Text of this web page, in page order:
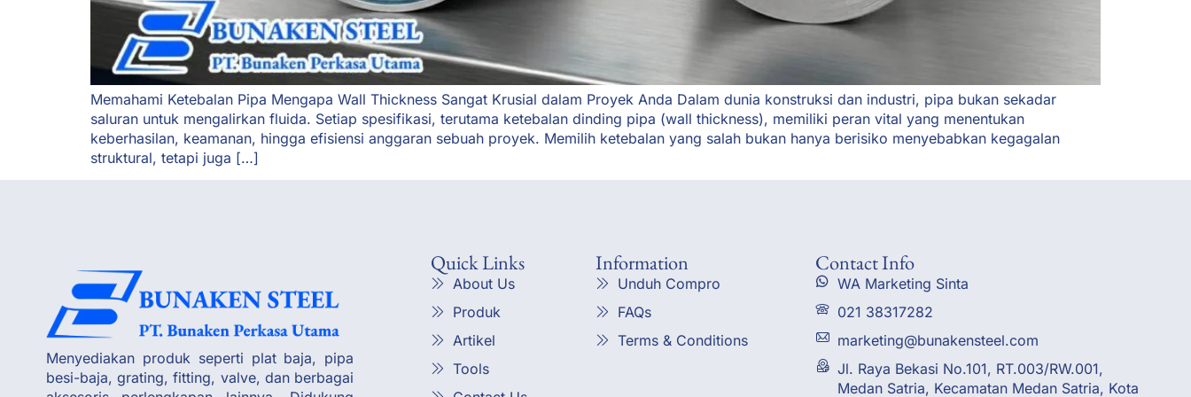
Memahami Ketebalan Pipa Mengapa Wall Thickness Sangat Krusial dalam Proyek Anda Dalam dunia konstruksi dan industri, pipa bukan sekadar
saluran untuk mengalirkan fluida. Setiap spesifikasi, terutama ketebalan dinding pipa (wall thickness), memiliki peran vital yang menentukan
keberhasilan, keamanan, hingga efisiensi anggaran sebuah proyek. Memilih ketebalan yang salah bukan hanya berisiko menyebabkan kegagalan
struktural, tetapi juga […]
Menyediakan produk seperti plat baja, pipa
besi-baja, grating, fitting, valve, dan berbagai
Quick Links
About Us
Produk
Artikel
Tools
Information
Unduh Compro
FAQs
Terms & Conditions
Contact Info
WA Marketing Sinta
021 38317282
marketing@bunakensteel.com
Jl. Raya Bekasi No.101, RT.003/RW.001,
Medan Satria, Kecamatan Medan Satria, Kota